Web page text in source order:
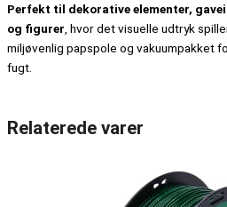
Perfekt til dekorative elementer,
og figurer , hvor det visuelle udtryk
miljøvenlig papspole og vakuumpakket
fugt.
Relaterede varer